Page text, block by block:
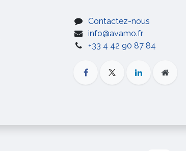
Contactez-nous
info@avamo.fr
+33 4 42 90 87 84